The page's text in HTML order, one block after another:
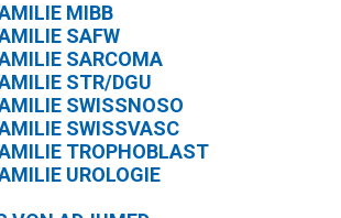
MIBB
SAFW
SARCOMA
STR/DGU
SWISSNOSO
SWISSVASC
TROPHOBLAST
UROLOGIE